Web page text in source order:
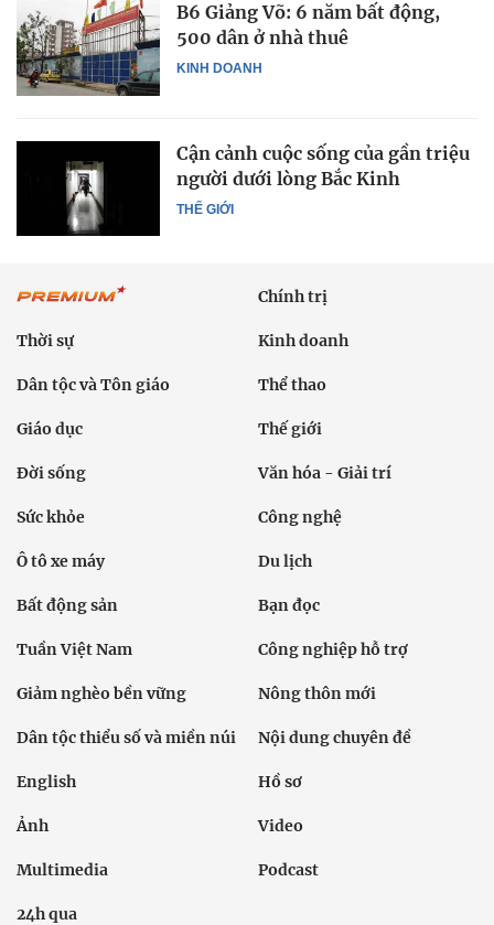
KINH DOANH
B6 Giảng Võ: 6 năm bất động,
500 dân ở nhà thuê
THẾ GIỚI
Cận cảnh cuộc sống của gần triệu
người dưới lòng Bắc Kinh
Chính trị
Thời sự Kinh doanh
Dân tộc và Tôn giáo Thể thao
Giáo dục Thế giới
Đời sống Văn hóa - Giải trí
Sức khỏe Công nghệ
Ô tô xe máy Du lịch
Bất động sản Bạn đọc
Tuần Việt Nam Công nghiệp hỗ trợ
Giảm nghèo bền vững Nông thôn mới
Dân tộc thiểu số và miền núi Nội dung chuyên đề
English Hồ sơ
Ảnh Video
Multimedia Podcast
24h qua